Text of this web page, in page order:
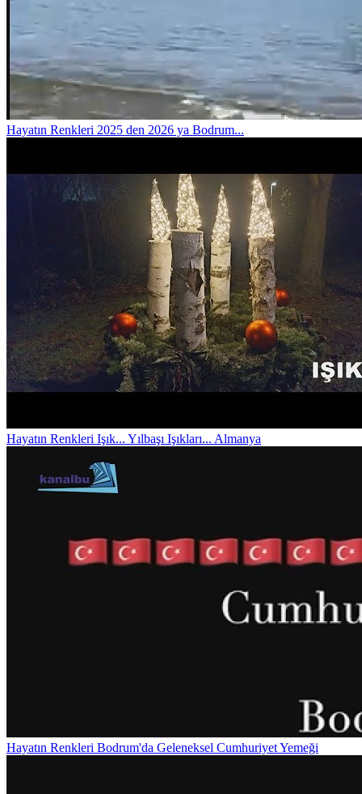
Hayatın Renkleri 2025 den 2026 ya Bodrum...
Hayatın Renkleri Işık... Yılbaşı Işıkları... Almanya
Hayatın Renkleri Bodrum'da Geleneksel Cumhuriyet Yemeği